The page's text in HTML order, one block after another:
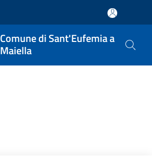
Comune di Sant'Eufemia a
Maiella